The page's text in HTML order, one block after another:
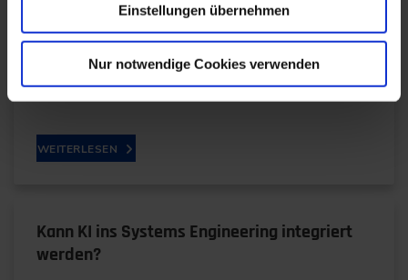
Einstellungen übernehmen
Nur notwendige Cookies verwenden
Datengetrieben zum Erfolg: Die Zukunft sichern
Daten sind der Schlüssel zur
Wettbewerbsfähigkeit. Die Experten Ullrich
Möllmann und Prof. Dr. Johann…
WEITERLESEN
Kann KI ins Systems Engineering integriert
werden?